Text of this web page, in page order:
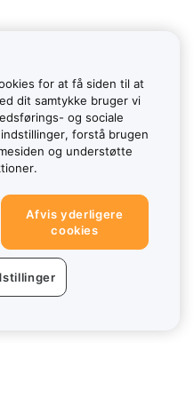
for at få siden til at
dit samtykke bruger vi
og sociale
forstå brugen
og understøtte
Afvis yderligere
cookies